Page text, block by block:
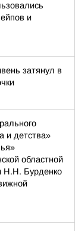
и
затянул в
и детства»
областной
Н.Н. Бурденко